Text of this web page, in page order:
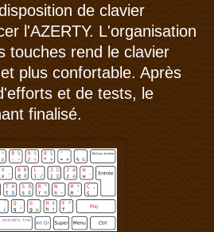
de clavier
l'AZERTY. L'organisation
touches rend le clavier
plus confortable. Après
et de tests, le
finalisé.